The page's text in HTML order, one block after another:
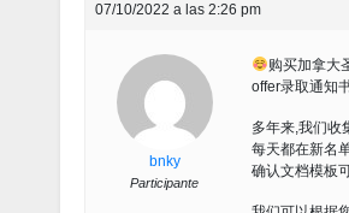
07/10/2022 a las 2:26 pm
bnky
Participante
购买加拿大
offer录取通知
多年来,我们收
每天都在新名
确认文档模板